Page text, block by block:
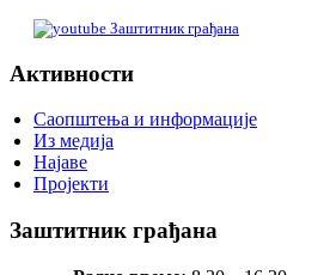
Заштитник грађана
Активности
Саопштења и информације
Из медија
Најаве
Пројекти
Заштитник грађана